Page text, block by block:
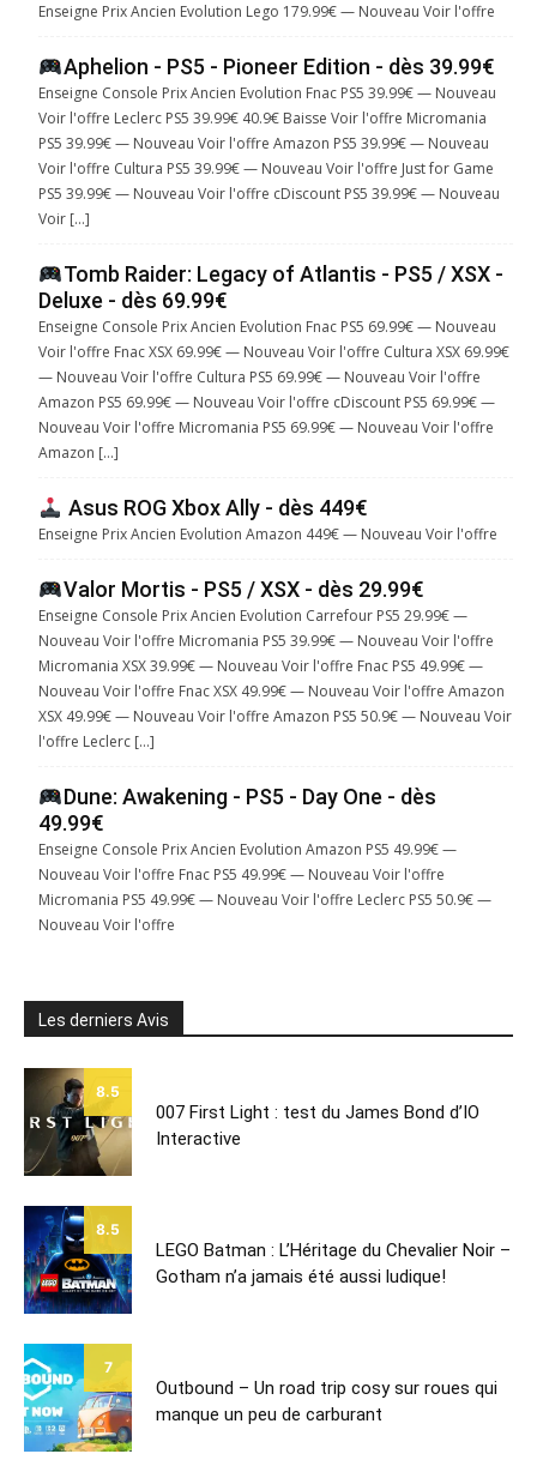
Enseigne Prix Ancien Evolution Lego 179.99€ — Nouveau Voir l'offre
Aphelion - PS5 - Pioneer Edition - dès 39.99€
Enseigne Console Prix Ancien Evolution Fnac PS5 39.99€ — Nouveau
Voir l'offre Leclerc PS5 39.99€ 40.9€ Baisse Voir l'offre Micromania
PS5 39.99€ — Nouveau Voir l'offre Amazon PS5 39.99€ — Nouveau
Voir l'offre Cultura PS5 39.99€ — Nouveau Voir l'offre Just for Game
PS5 39.99€ — Nouveau Voir l'offre cDiscount PS5 39.99€ — Nouveau
Voir […]
Tomb Raider: Legacy of Atlantis - PS5 / XSX -
Deluxe - dès 69.99€
Enseigne Console Prix Ancien Evolution Fnac PS5 69.99€ — Nouveau
Voir l'offre Fnac XSX 69.99€ — Nouveau Voir l'offre Cultura XSX 69.99€
— Nouveau Voir l'offre Cultura PS5 69.99€ — Nouveau Voir l'offre
Amazon PS5 69.99€ — Nouveau Voir l'offre cDiscount PS5 69.99€ —
Nouveau Voir l'offre Micromania PS5 69.99€ — Nouveau Voir l'offre
Amazon […]
Asus ROG Xbox Ally - dès 449€
Enseigne Prix Ancien Evolution Amazon 449€ — Nouveau Voir l'offre
Valor Mortis - PS5 / XSX - dès 29.99€
Enseigne Console Prix Ancien Evolution Carrefour PS5 29.99€ —
Nouveau Voir l'offre Micromania PS5 39.99€ — Nouveau Voir l'offre
Micromania XSX 39.99€ — Nouveau Voir l'offre Fnac PS5 49.99€ —
Nouveau Voir l'offre Fnac XSX 49.99€ — Nouveau Voir l'offre Amazon
XSX 49.99€ — Nouveau Voir l'offre Amazon PS5 50.9€ — Nouveau Voir
l'offre Leclerc […]
Dune: Awakening - PS5 - Day One - dès
49.99€
Enseigne Console Prix Ancien Evolution Amazon PS5 49.99€ —
Nouveau Voir l'offre Fnac PS5 49.99€ — Nouveau Voir l'offre
Micromania PS5 49.99€ — Nouveau Voir l'offre Leclerc PS5 50.9€ —
Nouveau Voir l'offre
Les derniers Avis
8.5
007 First Light : test du James Bond d’IO
Interactive
8.5
LEGO Batman : L’Héritage du Chevalier Noir –
Gotham n’a jamais été aussi ludique!
7
Outbound – Un road trip cosy sur roues qui
manque un peu de carburant